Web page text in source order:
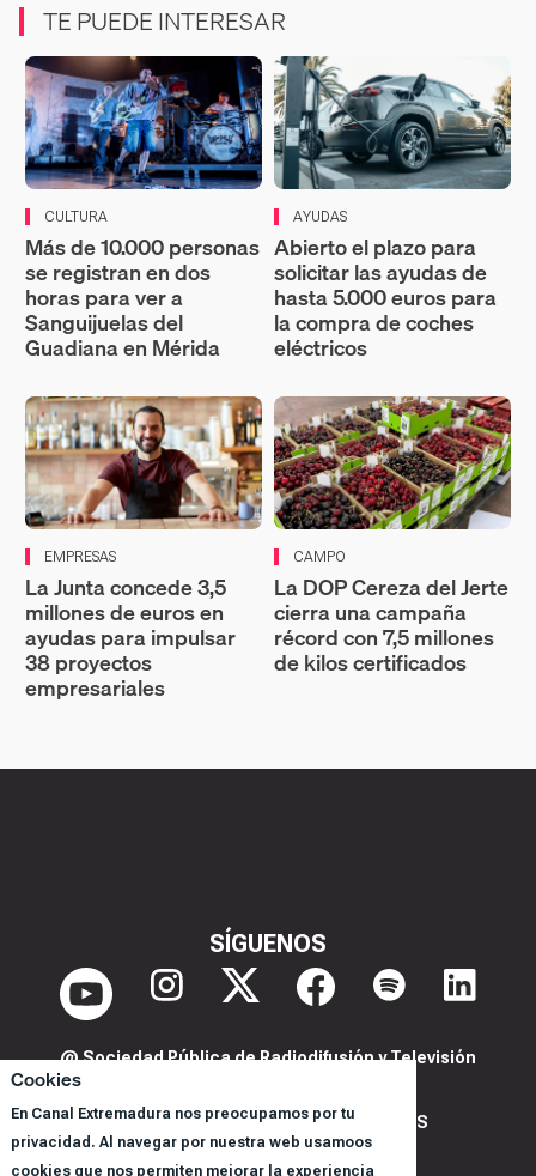
Cookies
En Canal Extremadura nos preocupamos por tu
privacidad. Al navegar por nuestra web usamoos
cookies que nos permiten mejorar la experiencia
TE PUEDE INTERESAR
CULTURA
Más de 10.000 personas
se registran en dos
horas para ver a
Sanguijuelas del
Guadiana en Mérida
AYUDAS
Abierto el plazo para
solicitar las ayudas de
hasta 5.000 euros para
la compra de coches
eléctricos
EMPRESAS
La Junta concede 3,5
millones de euros en
ayudas para impulsar
38 proyectos
empresariales
CAMPO
La DOP Cereza del Jerte
cierra una campaña
récord con 7,5 millones
de kilos certificados
SÍGUENOS
@ Sociedad Pública de Radiodifusión y Televisión
POLITICA DE PRIVACIDAD Y COOKIES